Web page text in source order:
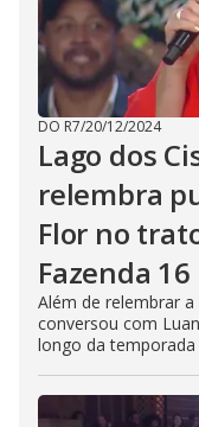
DO R7/20/12/2024
Lago dos
relembra
Flor no
Fazenda 16
Além de relembrar
conversou com
longo da temporada